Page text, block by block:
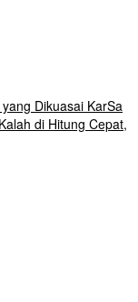
Dikuasai KarSa
di Hitung Cepat,